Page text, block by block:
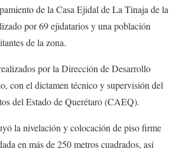
de la Casa Ejidal de La Tinaja de la
por 69 ejidatarios y una población
de la zona.
por la Dirección de Desarrollo
con el dictamen técnico y supervisión del
del Estado de Querétaro (CAEQ).
la nivelación y colocación de piso firme
en más de 250 metros cuadrados, así